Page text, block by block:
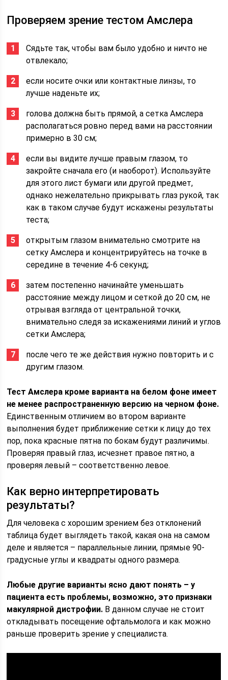
Проверяем зрение тестом Амслера
Сядьте так, чтобы вам было удобно и ничто не
отвлекало;
если носите очки или контактные линзы, то
лучше наденьте их;
голова должна быть прямой, а сетка Амслера
располагаться ровно перед вами на расстоянии
примерно в 30 см;
если вы видите лучше правым глазом, то
закройте сначала его (и наоборот). Используйте
для этого лист бумаги или другой предмет,
однако нежелательно прикрывать глаз рукой, так
как в таком случае будут искажены результаты
теста;
открытым глазом внимательно смотрите на
сетку Амслера и концентрируйтесь на точке в
середине в течение 4-6 секунд;
затем постепенно начинайте уменьшать
расстояние между лицом и сеткой до 20 см, не
отрывая взгляда от центральной точки,
внимательно следя за искажениями линий и углов
сетки Амслера;
после чего те же действия нужно повторить и с
другим глазом.
Тест Амслера кроме варианта на белом фоне имеет
не менее распространенную версию на черном фоне.
Единственным отличием во втором варианте
выполнения будет приближение сетки к лицу до тех
пор, пока красные пятна по бокам будут различимы.
Проверяя правый глаз, исчезнет правое пятно, а
проверяя левый – соответственно левое.
Как верно интерпретировать
результаты?
Для человека с хорошим зрением без отклонений
таблица будет выглядеть такой, какая она на самом
деле и является – параллельные линии, прямые 90-
градусные углы и квадраты одного размера.
Любые другие варианты ясно дают понять – у
пациента есть проблемы, возможно, это признаки
макулярной дистрофии. В данном случае не стоит
откладывать посещение офтальмолога и как можно
раньше проверить зрение у специалиста.